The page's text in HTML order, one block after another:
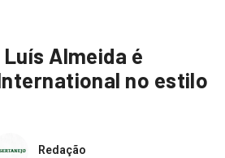
Almeida é
no estilo
Redação